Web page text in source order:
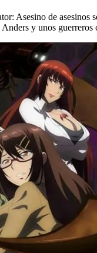
Asesino de
y unos